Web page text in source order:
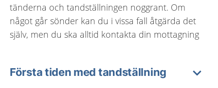
tänderna och tandställningen noggrant. Om
något går sönder kan du i vissa fall åtgärda det
själv, men du ska alltid kontakta din mottagning
Första tiden med tandställning